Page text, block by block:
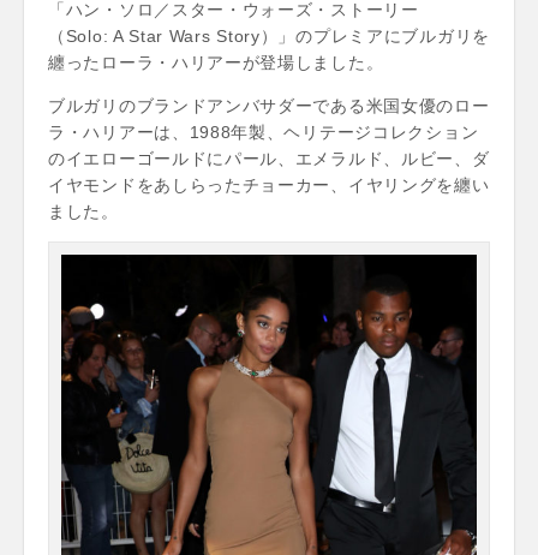
「ハン・ソロ／スター・ウォーズ・ストーリー
（Solo: A Star Wars Story）」のプレミアにブルガリを
纏ったローラ・ハリアーが登場しました。
ブルガリのブランドアンバサダーである米国女優のロー
ラ・ハリアーは、1988年製、ヘリテージコレクション
のイエローゴールドにパール、エメラルド、ルビー、ダ
イヤモンドをあしらったチョーカー、イヤリングを纏い
ました。